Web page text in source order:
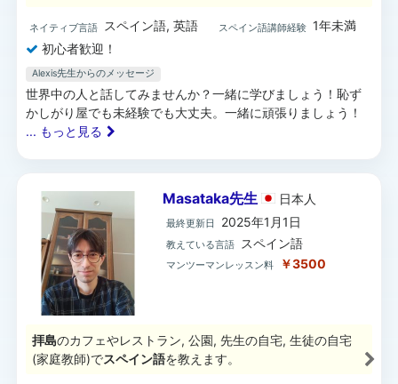
ネイティブ言語 スペイン語, 英語 スペイン語講師経験 1年未満
初心者歓迎！
Alexis先生からのメッセージ
世界中の人と話してみませんか？一緒に学びましょう！恥ず
かしがり屋でも未経験でも大丈夫。一緒に頑張りましょう！
... もっと見る
Masataka先生 日本 人
最終更新日 2025年1月1日
教えている言語 スペイン語
マンツーマンレッスン料 ￥3500
拝島のカフェやレストラン, 公園, 先生の自宅, 生徒の自宅
(家庭教師)でスペイン語を教えます。